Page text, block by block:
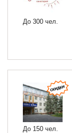
До 300 чел.
До 150 чел.